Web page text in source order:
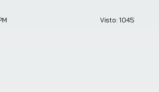
Visto:1045